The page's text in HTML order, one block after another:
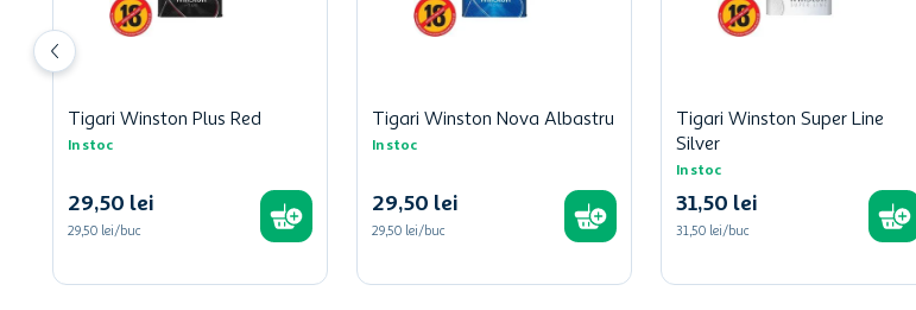
Tigari Winston Plus Red
In stoc
29,50 lei
29,50 lei/buc
Tigari Winston Nova Albastru
In stoc
29,50 lei
29,50 lei/buc
Tigari Winston Super Line
Silver
In stoc
31,50 lei
31,50 lei/buc